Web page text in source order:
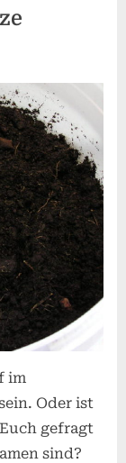
im
Oder ist
gefragt
sind?